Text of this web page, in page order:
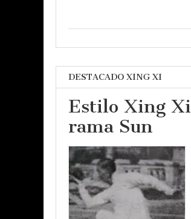
DESTACADO XING XI
Estilo Xing Xi
rama Sun